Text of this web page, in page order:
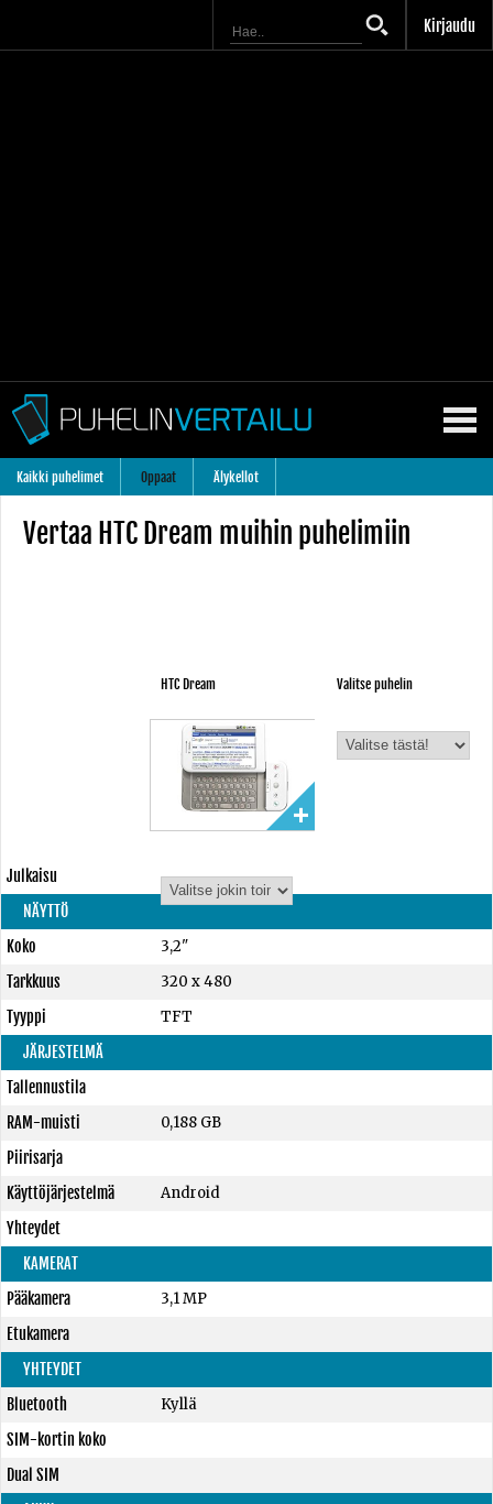
Kirjaudu
Kaikki puhelimet Oppaat Älykellot
Vertaa HTC Dream muihin puhelimiin
HTC Dream Valitse puhelin
Julkaisu
NÄYTTÖ
Koko
3,2"
Tarkkuus
320 x 480
Tyyppi
TFT
JÄRJESTELMÄ
Tallennustila
RAM-muisti
0,188 GB
Piirisarja
Käyttöjärjestelmä
Android
Yhteydet
KAMERAT
Pääkamera
3,1 MP
Etukamera
YHTEYDET
Bluetooth
Kyllä
SIM-kortin koko
Dual SIM